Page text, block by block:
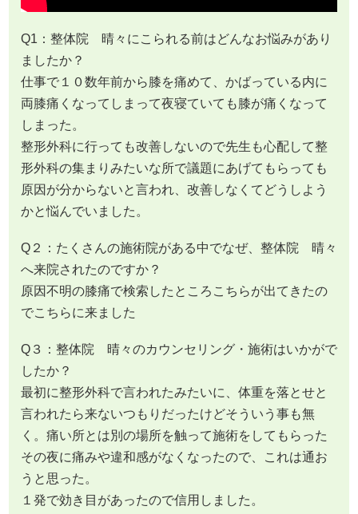
Q1：整体院 晴々にこられる前はどんなお悩みがあり
ましたか？
仕事で１０数年前から膝を痛めて、かばっている内に
両膝痛くなってしまって夜寝ていても膝が痛くなって
しまった。
整形外科に行っても改善しないので先生も心配して整
形外科の集まりみたいな所で議題にあげてもらっても
原因が分からないと言われ、改善しなくてどうしよう
かと悩んでいました。
Q２：たくさんの施術院がある中でなぜ、整体院 晴々
へ来院されたのですか？
原因不明の膝痛で検索したところこちらが出てきたの
でこちらに来ました
Q３：整体院 晴々のカウンセリング・施術はいかがで
したか？
最初に整形外科で言われたみたいに、体重を落とせと
言われたら来ないつもりだったけどそういう事も無
く。痛い所とは別の場所を触って施術をしてもらった
その夜に痛みや違和感がなくなったので、これは通お
うと思った。
１発で効き目があったので信用しました。